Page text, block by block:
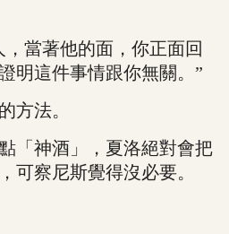
當著他的面，你正面回
明這件事情跟你無關。”
法。
神酒」，夏洛絕對會把
可察尼斯覺得沒必要。